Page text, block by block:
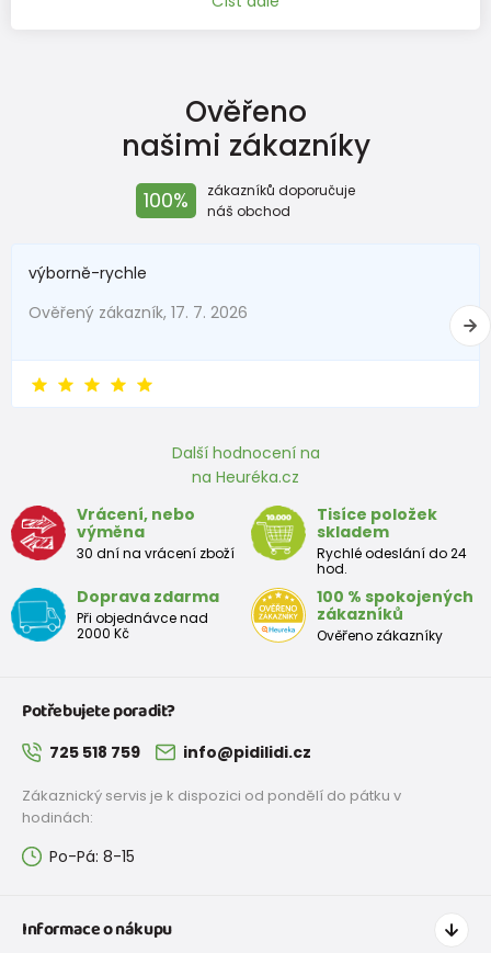
Ověřeno
našimi zákazníky
100%
zákazníků doporučuje
náš obchod
výborně-rychle
Ověřený zákazník, 17. 7. 2026
Další hodnocení na
na Heuréka.cz
Vrácení, nebo
výměna
30 dní na vrácení zboží
Tisíce položek
skladem
Rychlé odeslání do 24
hod.
Doprava zdarma
Při objednávce nad
2000 Kč
100 % spokojených
zákazníků
Ověřeno zákazníky
Potřebujete poradit?
725 518 759 info@pidilidi.cz
Zákaznický servis je k dispozici od pondělí do pátku v
hodinách:
Po-Pá: 8-15
Informace o nákupu